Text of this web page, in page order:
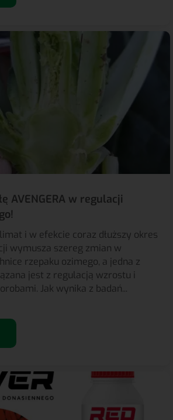
AVENGERA w regulacji
i w efekcie coraz dłuższy okres
wymusza szereg zmian w
rzepaku ozimego, a jedna z
jest z regulacją wzrostu i
Jak wynika z badań...